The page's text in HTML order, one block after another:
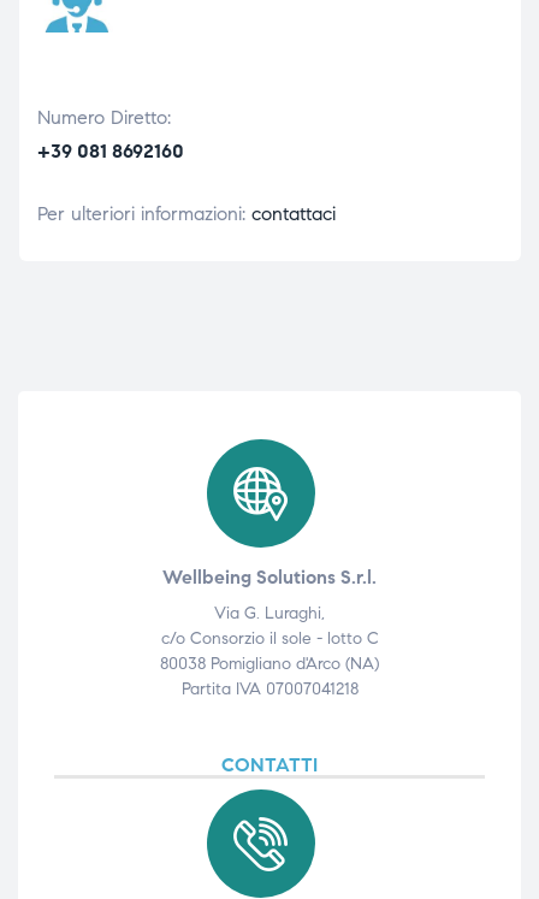
Numero Diretto:
+39 081 8692160
Per ulteriori informazioni: contattaci
Wellbeing Solutions S.r.l.
Via G. Luraghi,
c/o Consorzio il sole - lotto C
80038 Pomigliano d'Arco (NA)
Partita IVA 07007041218
CONTATTI